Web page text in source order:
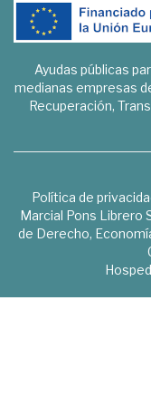
Ayudas públicas
medianas empresas
Recuperación,
Política de
Marcial Pons Librero
de Derecho,